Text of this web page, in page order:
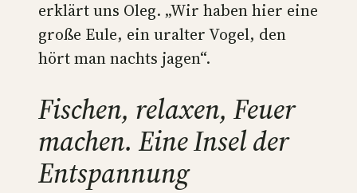
erklärt uns Oleg. „Wir haben hier eine
große Eule, ein uralter Vogel, den
hört man nachts jagen“.
Fischen, relaxen, Feuer
machen. Eine Insel der
Entspannung